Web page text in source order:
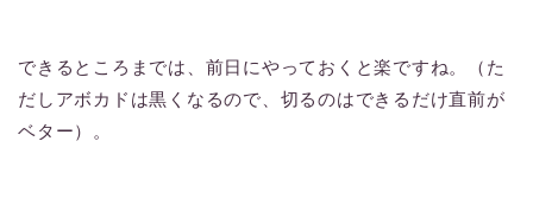
できるところまでは、前日にやっておくと楽ですね。（た
だしアボカドは黒くなるので、切るのはできるだけ直前が
ベター）。